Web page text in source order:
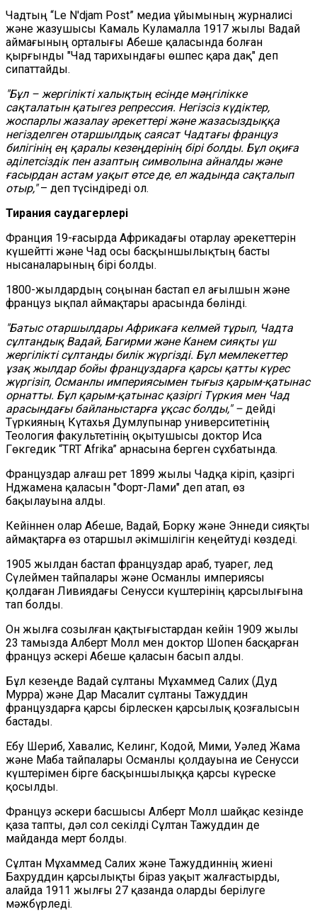
Чадтың “Le N'djam Post” медиа ұйымының журналисі
және жазушысы Камаль Куламалла 1917 жылы Вадай
аймағының орталығы Абеше қаласында болған
қырғынды "Чад тарихындағы өшпес қара дақ" деп
сипаттайды.
"Бұл – жергілікті халықтың есінде мәңгілікке
сақталатын қатыгез репрессия. Негізсіз күдіктер,
жоспарлы жазалау әрекеттері және жазасыздыққа
негізделген отаршылдық саясат Чадтағы француз
билігінің ең қаралы кезеңдерінің бірі болды. Бұл оқиға
әділетсіздік пен азаптың символына айналды және
ғасырдан астам уақыт өтсе де, ел жадында сақталып
отыр,"– деп түсіндіреді ол.
Тирания саудагерлері
Франция 19-ғасырда Африкадағы отарлау әрекеттерін
күшейтті және Чад осы басқыншылықтың басты
нысаналарының бірі болды.
1800-жылдардың соңынан бастап ел ағылшын және
француз ықпал аймақтары арасында бөлінді.
"Батыс отаршылдары Африкаға келмей тұрып, Чадта
сұлтандық Вадай, Багирми және Канем сияқты үш
жергілікті сұлтанды билік жүргізді. Бұл мемлекеттер
ұзақ жылдар бойы француздарға қарсы қатты күрес
жүргізіп, Османлы империясымен тығыз қарым-қатынас
орнатты. Бұл қарым-қатынас қазіргі Түркия мен Чад
арасындағы байланыстарға ұқсас болды," – дейді
Түркияның Күтахья Думлупынар университетінің
Теология факультетінің оқытушысы доктор Иса
Гөкгедик “TRT Afrika” арнасына берген сұхбатында.
Француздар алғаш рет 1899 жылы Чадқа кіріп, қазіргі
Нджамена қаласын "Форт-Лами" деп атап, өз
бақылауына алды.
Кейіннен олар Абеше, Вадай, Борку және Эннеди сияқты
аймақтарға өз отаршыл әкімшілігін кеңейтуді көздеді.
1905 жылдан бастап француздар араб, туарег, Үлед
Сүлеймен тайпалары және Османлы империясы
қолдаған Ливиядағы Сенусси күштерінің қарсылығына
тап болды.
Он жылға созылған қақтығыстардан кейін 1909 жылы
23 тамызда Алберт Молл мен доктор Шопен басқарған
француз әскері Абеше қаласын басып алды.
Бұл кезеңде Вадай сұлтаны Мұхаммед Салих (Дуд
Мурра) және Дар Масалит сұлтаны Тажуддин
француздарға қарсы бірлескен қарсылық қозғалысын
бастады.
Ебу Шериб, Хавалис, Келинг, Кодой, Мими, Уәлед Жама
және Маба тайпалары Османлы қолдауына ие Сенусси
күштерімен бірге басқыншылыққа қарсы күреске
қосылды.
Француз әскери басшысы Алберт Молл шайқас кезінде
қаза тапты, дәл сол секілді Сұлтан Тажуддин де
майданда мерт болды.
Сұлтан Мұхаммед Салих және Тажуддиннің жиені
Бахруддин қарсылықты біраз уақыт жалғастырды,
алайда 1911 жылғы 27 қазанда оларды берілуге
мәжбүрледі.